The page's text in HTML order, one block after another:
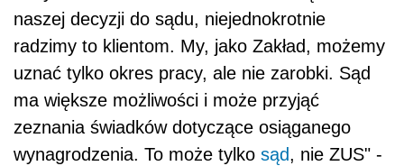
naszej decyzji do sądu, niejednokrotnie
radzimy to klientom. My, jako Zakład, możemy
uznać tylko okres pracy, ale nie zarobki. Sąd
ma większe możliwości i może przyjąć
zeznania świadków dotyczące osiąganego
wynagrodzenia. To może tylko sąd, nie ZUS" -